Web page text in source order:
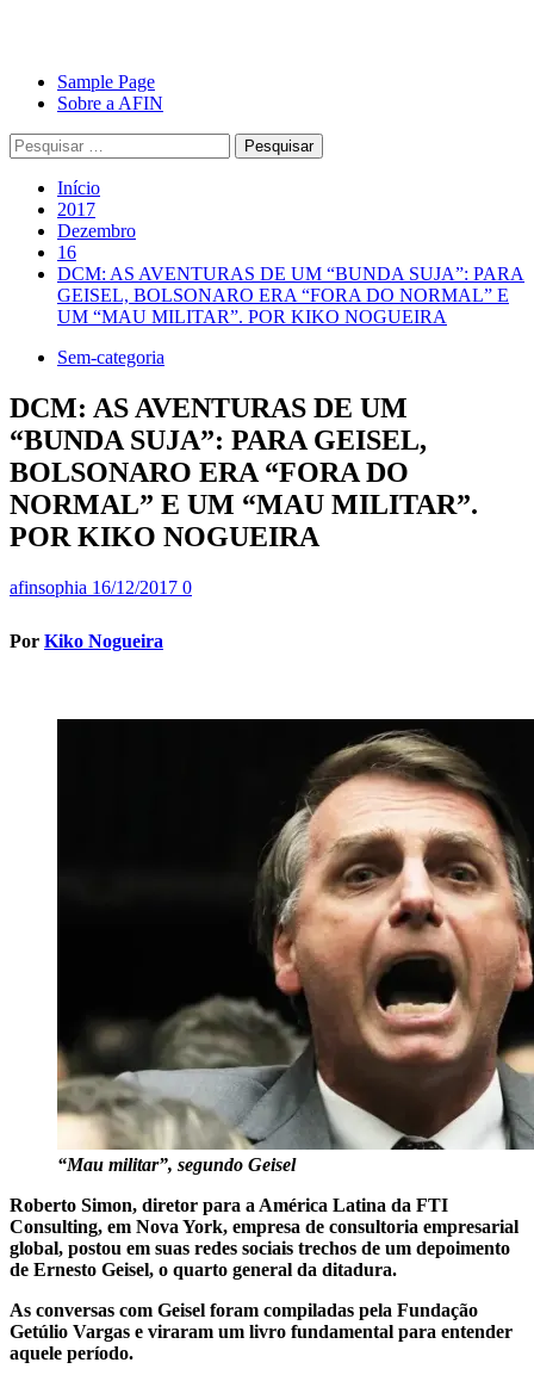
Avançar
para
conteúdo
Primary
Menu
Sample Page
Sobre a AFIN
Pesquisar
por:
Início
2017
Dezembro
16
DCM: AS AVENTURAS DE UM “BUNDA SUJA”: PARA
GEISEL, BOLSONARO ERA “FORA DO NORMAL” E
UM “MAU MILITAR”. POR KIKO NOGUEIRA
Sem-categoria
DCM: AS AVENTURAS DE UM
“BUNDA SUJA”: PARA GEISEL,
BOLSONARO ERA “FORA DO
NORMAL” E UM “MAU MILITAR”.
POR KIKO NOGUEIRA
afinsophia 16/12/2017 0
Por Kiko Nogueira
“Mau militar”, segundo Geisel
Roberto Simon, diretor para a América Latina da FTI
Consulting, em Nova York, empresa de consultoria empresarial
global, postou em suas redes sociais trechos de um depoimento
de Ernesto Geisel, o quarto general da ditadura.
As conversas com Geisel foram compiladas pela Fundação
Getúlio Vargas e viraram um livro fundamental para entender
aquele período.